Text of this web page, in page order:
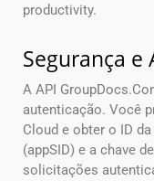
productivity.
Segurança e
A API
autenticação. Você
Cloud e obter o ID
(appSID) e a chave
solicitações